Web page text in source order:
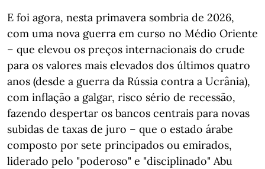
E foi agora, nesta primavera sombria de 2026,
com uma nova guerra em curso no Médio Oriente
– que elevou os preços internacionais do crude
para os valores mais elevados dos últimos quatro
anos (desde a guerra da Rússia contra a Ucrânia),
com inflação a galgar, risco sério de recessão,
fazendo despertar os bancos centrais para novas
subidas de taxas de juro – que o estado árabe
composto por sete principados ou emirados,
liderado pelo "poderoso" e "disciplinado" Abu